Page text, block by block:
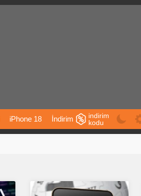
iPhone 18 İndirim
indirim
kodu